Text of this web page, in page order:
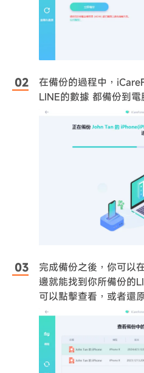
在備份的過程中，
LINE的數據 都備份到
完成備份之後，你可以
邊就能找到你所備份的
可以點擊查看，或者還